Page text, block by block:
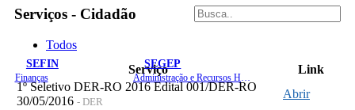
SEFIN
Finanças
SEGEP
Serviços - Cidadão
Todos
Serviço
Link
1º Seletivo DER-RO 2016 Edital 001/DER-RO
30/05/2016 - DER
Abrir